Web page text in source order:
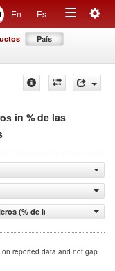
En Es
Toggle
País
in % de las
(% de las exportaciones
reported data and not gap